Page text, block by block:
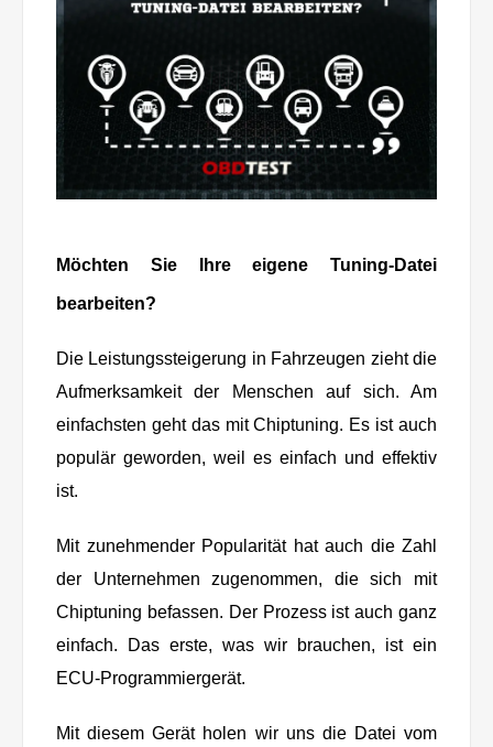
Möchten Sie Ihre eigene Tuning-Datei
bearbeiten?
Die Leistungssteigerung in Fahrzeugen zieht die
Aufmerksamkeit der Menschen auf sich. Am
einfachsten geht das mit Chiptuning. Es ist auch
populär geworden, weil es einfach und effektiv
ist.
Mit zunehmender Popularität hat auch die Zahl
der Unternehmen zugenommen, die sich mit
Chiptuning befassen. Der Prozess ist auch ganz
einfach. Das erste, was wir brauchen, ist ein
ECU-Programmiergerät.
Mit diesem Gerät holen wir uns die Datei vom